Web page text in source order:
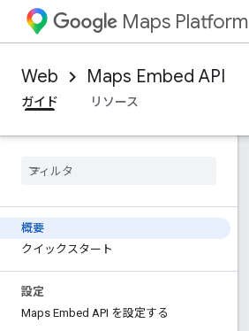
Maps Platform
Web Maps Embed API
ガイド
リソース
概要
クイックスタート
設定
Maps Embed API を設定する